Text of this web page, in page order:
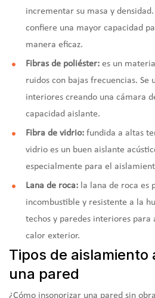
incrementar su masa y
confiere una mayor capacidad
manera eficaz.
Fibras de poliéster: es un
ruidos con bajas frecuencias. Se
interiores creando una cámara
capacidad aislante.
Fibra de vidrio: fundida a altas
vidrio es un buen aislante
especialmente para el
Lana de roca: la lana de roca es
incombustible y resistente a la
techos y paredes interiores para
calor exterior.
Tipos de aislamiento
una pared
¿Cómo insonorizar una pared sin